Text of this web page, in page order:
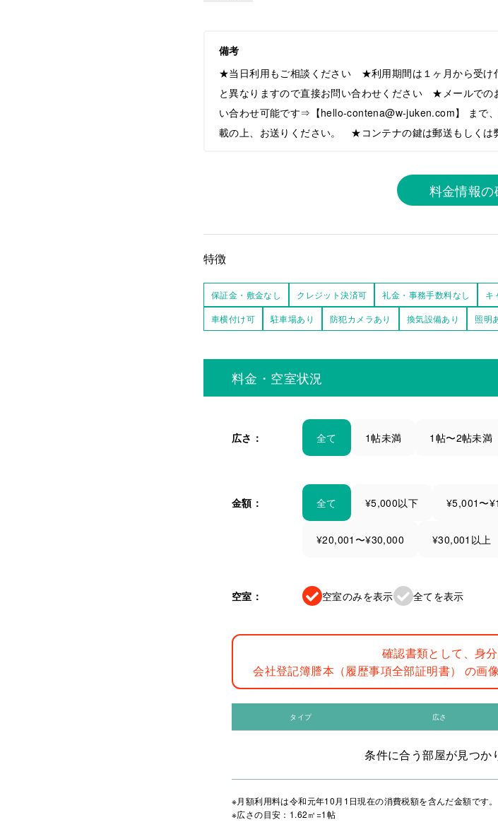
備考
★当日利用もご相談ください ★利用期間は１ヶ月から受け
と異なりますので直接お問い合わせください ★メールでの
い合わせ可能です⇒【hello-contena@w-juken.com】 ま
載の上、お送りください。 ★コンテナの鍵は郵送もしくは
料金情報の
特徴
保証金・敷金なし クレジット決済可 礼金・事務手数料なし キ
車横付け可
駐車場あり 防犯カメラあり 換気設備あり 照明
料金・空室状況
広さ： 全て 1帖未満 1帖〜2帖未満
金額： 全て ¥5,000以下 ¥5,001〜
¥20,001〜¥30,000 ¥30,001以上
空室： 空室のみを表示 全てを表示
確認書類として、身
会社登記簿謄本（履歴事項全部証明書） の画
タイプ 広さ
条件に合う部屋が見つか
※月額利用料は令和元年10月1日現在の消費税額を含んだ金額です。
※広さの目安：1.62㎡=1帖